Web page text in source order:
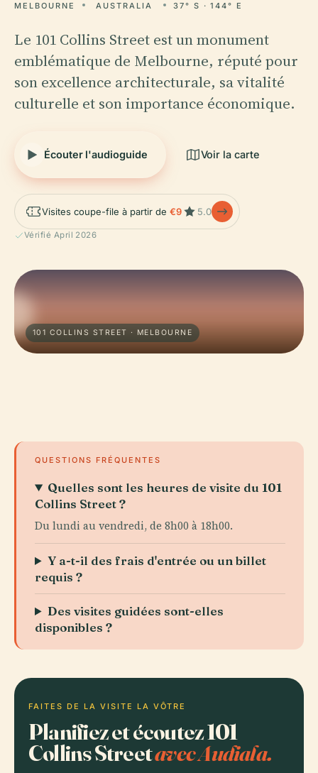
MELBOURNE AUSTRALIA 37° S · 144° E
Le 101 Collins Street est un monument
emblématique de Melbourne, réputé pour
son excellence architecturale, sa vitalité
culturelle et son importance économique.
Écouter l'audioguide Voir la carte
Visites coupe-file à partir de €9 5.0
Vérifié April 2026
101 COLLINS STREET · MELBOURNE
QUESTIONS FRÉQUENTES
Quelles sont les heures de visite du 101
Collins Street ?
Du lundi au vendredi, de 8h00 à 18h00.
Y a-t-il des frais d'entrée ou un billet
requis ?
Des visites guidées sont-elles
disponibles ?
FAITES DE LA VISITE LA VÔTRE
Planifiez et écoutez 101
Collins Streetavec Audiala.